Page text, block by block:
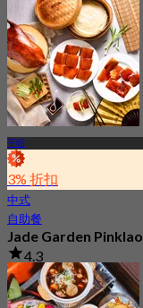
平昭
3% 折扣
中式
自助餐
Jade Garden Pinklao
4.3
328 已預訂
起฿ 639